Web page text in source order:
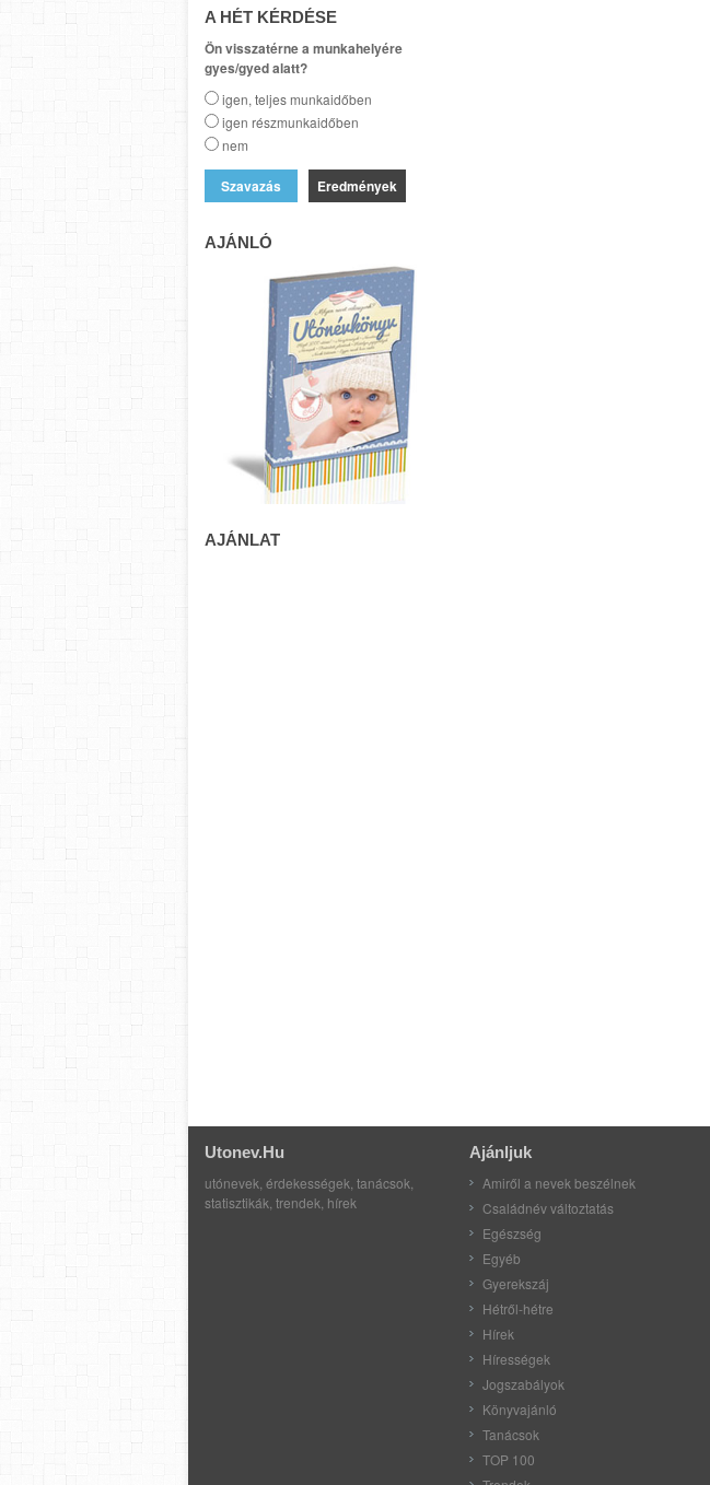
A HÉT KÉRDÉSE
Ön visszatérne a munkahelyére
gyes/gyed alatt?
igen, teljes munkaidőben
igen részmunkaidőben
nem
Eredmények
AJÁNLÓ
AJÁNLAT
Utonev.hu
utónevek, érdekességek, tanácsok,
statisztikák, trendek, hírek
Ajánljuk
Amiről a nevek beszélnek
Családnév változtatás
Egészség
Egyéb
Gyerekszáj
Hétről-hétre
Hírek
Hírességek
Jogszabályok
Könyvajánló
Tanácsok
TOP 100